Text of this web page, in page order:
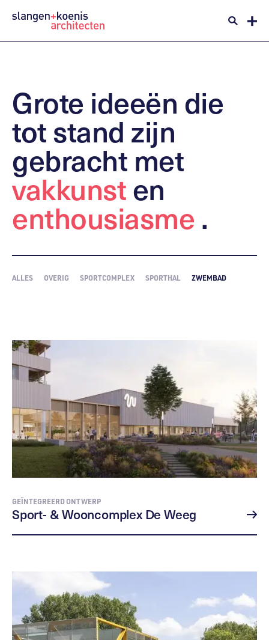
Grote ideeën die
totstand zijn
gebracht met
vakkunsten
enthousiasme .
ALLES OVERIG SPORTCOMPLEX SPORTHAL ZWEMBAD
GEÏNTEGREERD ONTWERP
Sport- & Wooncomplex De Weeg